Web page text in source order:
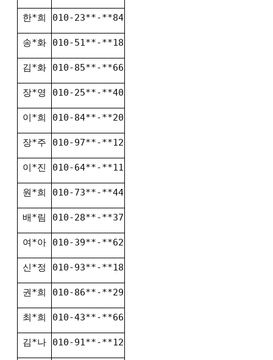
한*희 010-23**-**84
송*화 010-51**-**18
김*화 010-85**-**66
장*영 010-25**-**40
이*희 010-84**-**20
장*주 010-97**-**12
이*진 010-64**-**11
원*희 010-73**-**44
배*림 010-28**-**37
여*아 010-39**-**62
신*정 010-93**-**18
권*희 010-86**-**29
최*희 010-43**-**66
김*나 010-91**-**12